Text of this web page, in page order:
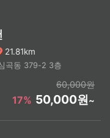
21.81km
곡동 379-2 3층
60,000원
17% 50,000원~